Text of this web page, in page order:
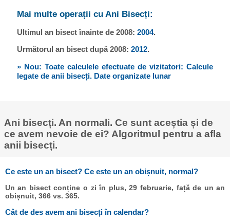
Mai multe operații cu Ani Bisecți:
Ultimul an bisect înainte de 2008: 2004.
Următorul an bisect după 2008: 2012.
» Nou: Toate calculele efectuate de vizitatori: Calcule
legate de anii bisecți. Date organizate lunar
Ani bisecți. An normali. Ce sunt aceștia și de
ce avem nevoie de ei? Algoritmul pentru a afla
anii bisecți.
Ce este un an bisect? Ce este un an obișnuit, normal?
Un an bisect conține o zi în plus, 29 februarie, față de un an
obișnuit, 366 vs. 365.
Cât de des avem ani bisecți în calendar?